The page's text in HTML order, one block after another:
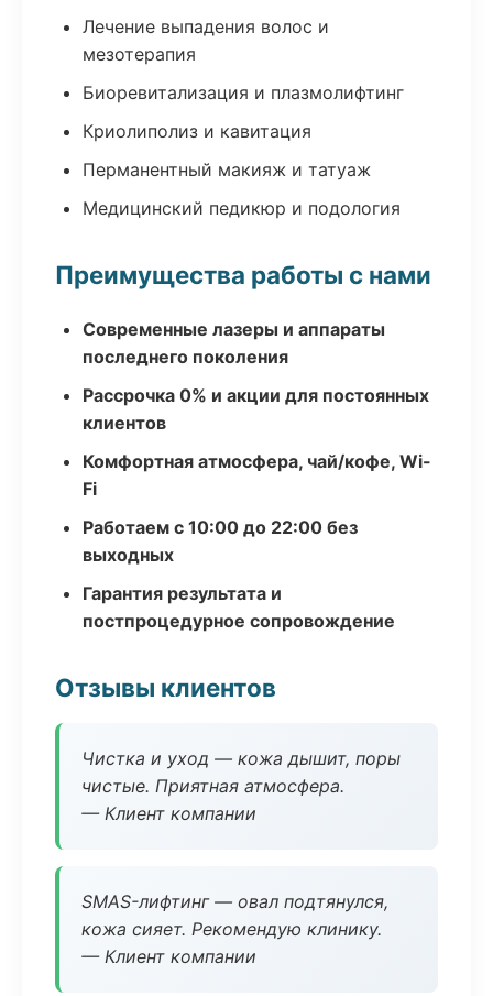
Лечение выпадения волос и
мезотерапия
Биоревитализация и плазмолифтинг
Криолиполиз и кавитация
Перманентный макияж и татуаж
Медицинский педикюр и подология
Преимущества работы с нами
Современные лазеры и аппараты
последнего поколения
Рассрочка 0% и акции для постоянных
клиентов
Комфортная атмосфера, чай/кофе, Wi-
Fi
Работаем с 10:00 до 22:00 без
выходных
Гарантия результата и
постпроцедурное сопровождение
Отзывы клиентов
Чистка и уход — кожа дышит, поры
чистые. Приятная атмосфера.
— Клиент компании
SMAS-лифтинг — овал подтянулся,
кожа сияет. Рекомендую клинику.
— Клиент компании